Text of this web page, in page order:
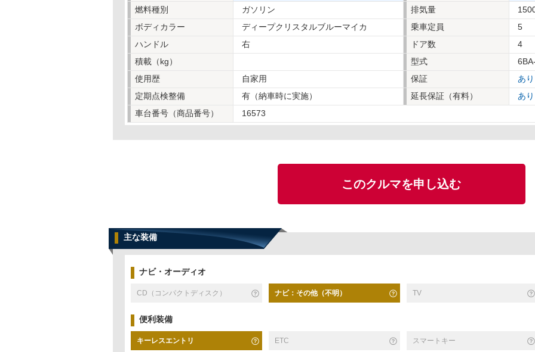
燃料種別
ガソリン 排気量
ボディカラー
ディープクリスタルブルーマイカ 乗車定員
5
ハンドル
右 ドア数
4
積載（kg）
型式
使用歴
自家用 保証
あり
定期点検整備
有（納車時に実施） 延長保証（有料）
あり
車台番号（商品番号）
16573
このクルマを申し込む
主な装備
ナビ・オーディオ
CD（コンパクトディスク） ナビ：その他（不明） TV
便利装備
キーレスエントリ ETC スマートキー